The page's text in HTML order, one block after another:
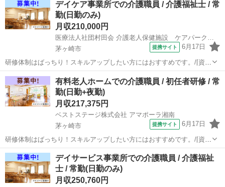
川(神奈川)駅 【雇用形態】常勤(日勤のみ) 【募集職種】介護職員
【給...
デイケア事業所での介護職員 / 介護福祉士 / 常
勤(日勤のみ)
月収210,000円
茅ヶ崎市
提携サイト 6月17日
研修体制はばっちり！スキルアップしたい方にはおすすめです。/[資格
取得制度有り] 働きながら資格取得が目指せる！(初任者研修・実務者
研修・介護福祉士)/日・祝休みがメイン、シフト制で休み相談可/利用
者人数５０人以下 【施設...
神奈川 茅ヶ崎市 介護福祉士
有料老人ホームでの介護職員 / 初任者研修 / 常
勤(日勤+夜勤)
月収217,375円
ベストステージ株式会社 アマポーラ湘南
茅ヶ崎市
提携サイト 6月17日
研修体制はばっちり！スキルアップしたい方にはおすすめです。/[資格
取得制度有り] 働きながら資格取得が目指せる！(初任者研修・実務者
研修・介護福祉士)/20代・30代が活躍できる！/夜勤は短時間勤務の相
談可。効率よく高収入を...
神奈川 茅ヶ崎市 介護福祉士
デイサービス事業所での介護職員 / 介護福祉
士 / 常勤(日勤のみ)
月収250,760円